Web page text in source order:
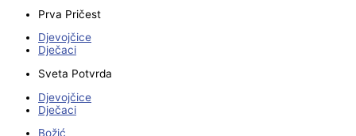
Prva Pričest
Djevojčice
Dječaci
Sveta Potvrda
Djevojčice
Dječaci
Božić